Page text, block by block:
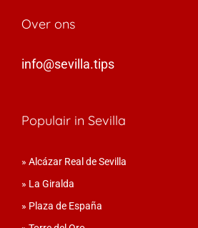
Over ons
info@sevilla.tips
Populair in Sevilla
» Alcázar Real de Sevilla
» La Giralda
» Plaza de España